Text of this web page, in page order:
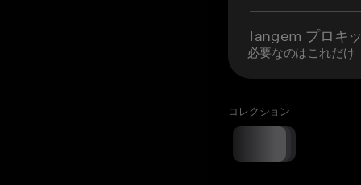
Tangem プロキ
必要なのはこれだけ
コレクション